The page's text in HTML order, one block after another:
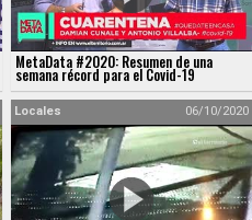
MetaData #2020: Resumen de una
semana récord para el Covid-19
Locales 06/10/2020